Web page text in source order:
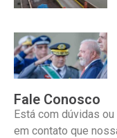
Fale Conosco
Está com dúvidas
em contato que